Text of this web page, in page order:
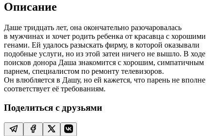
Описание
Даше тридцать лет, она окончательно разочаровалась
в мужчинах и хочет родить ребенка от красавца с хорошими
генами. Ей удалось разыскать фирму, в которой оказывали
подобные услуги, но из этой затеи ничего не вышло. В ходе
поисков донора Даша знакомится с хорошим, симпатичным
парнем, специалистом по ремонту телевизоров.
Он влюбляется в Дашу, но ей кажется, что парень не вполне
соответствует её требованиям.
Поделиться с друзьями